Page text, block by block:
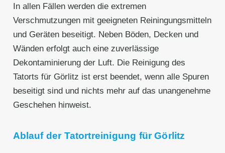
In allen Fällen werden die extremen
Verschmutzungen mit geeigneten Reiningungsmitteln
und Geräten beseitigt. Neben Böden, Decken und
Wänden erfolgt auch eine zuverlässige
Dekontaminierung der Luft. Die Reinigung des
Tatorts für Görlitz ist erst beendet, wenn alle Spuren
beseitigt sind und nichts mehr auf das unangenehme
Geschehen hinweist.
Ablauf der Tatortreinigung für Görlitz